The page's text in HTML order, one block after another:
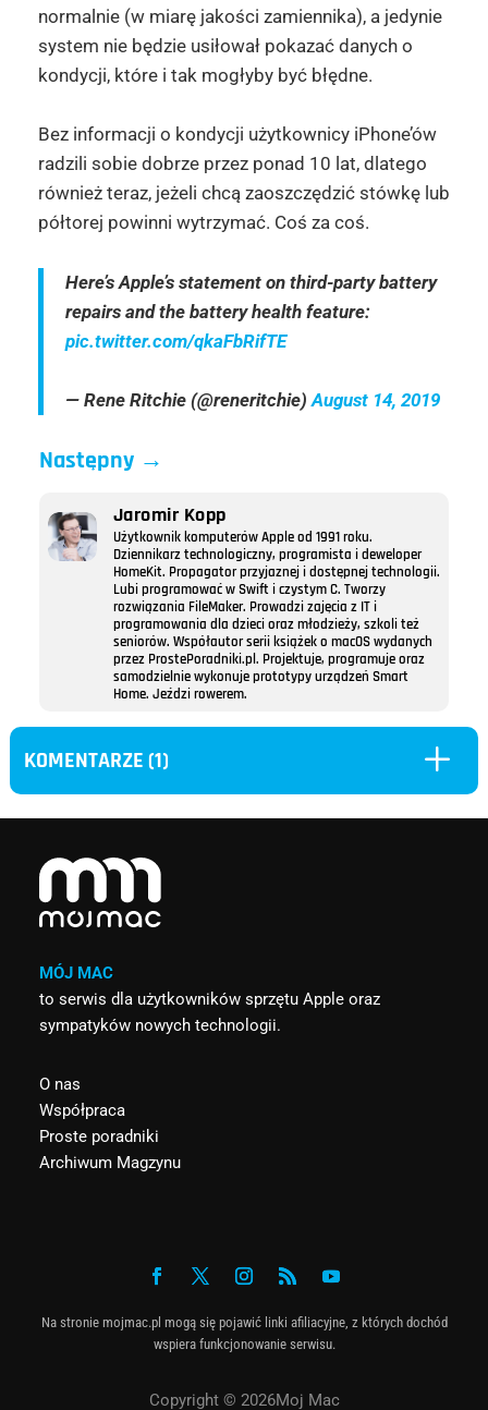
normalnie (w miarę jakości zamiennika), a jedynie
system nie będzie usiłował pokazać danych o
kondycji, które i tak mogłyby być błędne.
Bez informacji o kondycji użytkownicy iPhone’ów
radzili sobie dobrze przez ponad 10 lat, dlatego
również teraz, jeżeli chcą zaoszczędzić stówkę lub
półtorej powinni wytrzymać. Coś za coś.
Here’s Apple’s statement on third-party battery
repairs and the battery health feature:
pic.twitter.com/qkaFbRifTE
— Rene Ritchie (@reneritchie)August 14, 2019
Następny→
Jaromir Kopp
Użytkownik komputerów Apple od 1991 roku.
Dziennikarz technologiczny, programista i deweloper
HomeKit. Propagator przyjaznej i dostępnej technologii.
Lubi programować w Swift i czystym C. Tworzy
rozwiązania FileMaker. Prowadzi zajęcia z IT i
programowania dla dzieci oraz młodzieży, szkoli też
seniorów. Współautor serii książek o macOS wydanych
przez ProstePoradniki.pl. Projektuje, programuje oraz
samodzielnie wykonuje prototypy urządzeń Smart
Home. Jeździ rowerem.
KOMENTARZE (1) L
MÓJ MAC
to serwis dla użytkowników sprzętu Apple oraz
sympatyków nowych technologii.
O nas
Współpraca
Proste poradniki
Archiwum Magzynu
Na stronie mojmac.pl mogą się pojawić linki afiliacyjne, z których dochód
wspiera funkcjonowanie serwisu.
Copyright © 2026Moj Mac